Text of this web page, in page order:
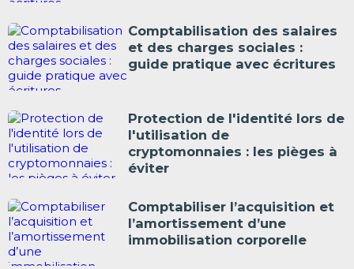
Comptabilisation des salaires
et des charges sociales :
guide pratique avec écritures
Protection de l'identité lors de
l'utilisation de
cryptomonnaies : les pièges à
éviter
Comptabiliser l’acquisition et
l’amortissement d’une
immobilisation corporelle